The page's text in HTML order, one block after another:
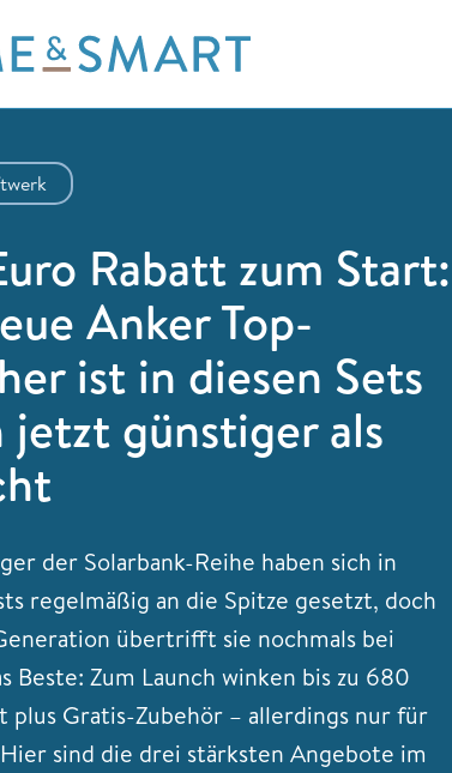
Rabatt zum Start:
Anker Top-
ist in diesen Sets
jetzt günstiger als
der Solarbank-Reihe haben sich in
regelmäßig an die Spitze gesetzt, doch
übertrifft sie nochmals bei
Beste: Zum Launch winken bis zu 680
plus Gratis-Zubehör – allerdings nur für
sind die drei stärksten Angebote im